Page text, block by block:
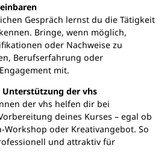
Gespräch lernst du die Tätigkeit
Bringe, wenn möglich,
oder Nachweise zu
Berufserfahrung oder
mit.
der vhs
der vhs helfen dir bei
deines Kurses – egal ob
Workshop oder Kreativangebot. So
und attraktiv für